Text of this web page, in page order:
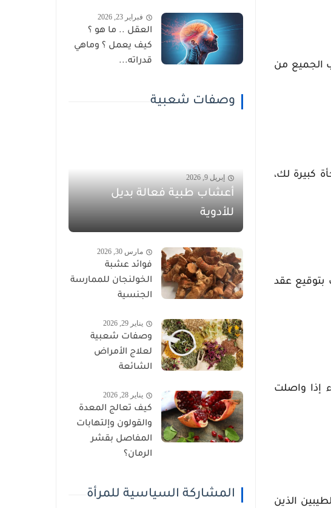
الجميع من
كبيرة لك،
بتوقيع عقد
إذا واصلت
الذين
فبراير 23, 2026
العقل .. ما هو ؟
كيف يعمل ؟ وماهي
قدراته...
وصفات شعبية
إبريل 9, 2026
أعشاب طبية فعالة بديل
للأدوية
مارس 30, 2026
فوائد عشبة
الخولنجان للممارسة
الجنسية
يناير 29, 2026
وصفات شعبية
لعلاج الأمراض
الشائعة
يناير 28, 2026
كيف تعالج المعدة
والقولون وإلتهابات
المفاصل بقشر
الرمان؟
المشاركة السياسية للمرأة